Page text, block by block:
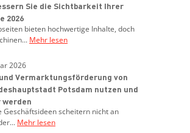
Sie die Sichtbarkeit Ihrer
2026
bieten hochwertige Inhalte, doch
Mehr lesen
2026
Vermarktungsförderung von
Potsdam nutzen und
werden
Geschäftsideen scheitern nicht an
Mehr lesen